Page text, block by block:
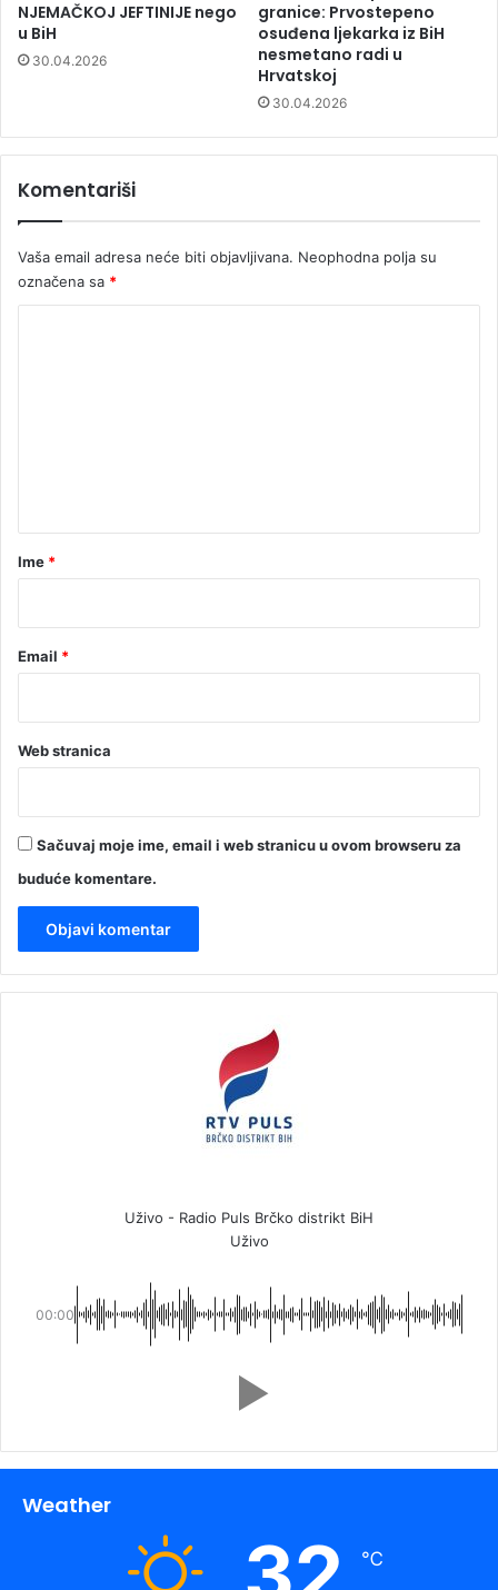
NJEMAČKOJ JEFTINIJE nego
u BiH
30.04.2026
granice: Prvostepeno
osuđena ljekarka iz BiH
nesmetano radi u
Hrvatskoj
30.04.2026
Komentariši
Vaša email adresa neće biti objavljivana. Neophodna polja su
označena sa *
rIme *
Email *
Web stranica
Sačuvaj moje ime, email i web stranicu u ovom browseru za
buduće komentare.
Uživo - Radio Puls Brčko distrikt BiH
Uživo
00:00
Weather
℃